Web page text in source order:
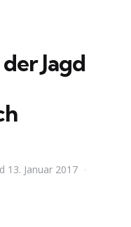
Jagd
13. Januar 2017